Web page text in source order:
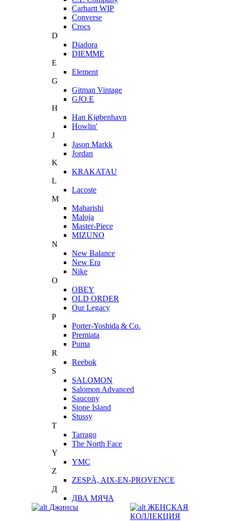
Carhartt WIP
Converse
Crocs
D
Diadora
DIEMME
E
Element
G
Gitman Vintage
GJO.E
H
Han Kjøbenhavn
Howlin'
J
Jason Markk
Jordan
K
KRAKATAU
L
Lacoste
M
Maharishi
Maloja
Master-Piece
MIZUNO
N
New Balance
New Era
Nike
O
OBEY
OLD ORDER
Our Legacy
P
Porter-Yoshida & Co.
Premiata
Puma
R
Reebok
S
SALOMON
Salomon Advanced
Saucony
Stone Island
Stussy
T
Tarrago
The North Face
Y
YMC
Z
ZESPÀ, AIX-EN-PROVENCE
Д
ДВА МЯЧА
Джинсы
ЖЕНСКАЯ
КОЛЛЕКЦИЯ